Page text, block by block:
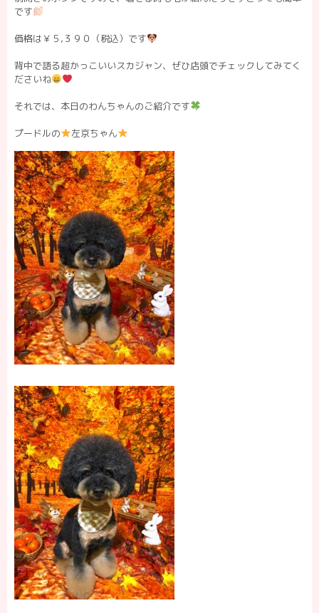
です
価格は￥５,３９０（税込）です
背中で語る超かっこいいスカジャン、ぜひ店頭でチェックしてみてく
ださいね
それでは、本日のわんちゃんのご紹介です
プードルの 左京ちゃん